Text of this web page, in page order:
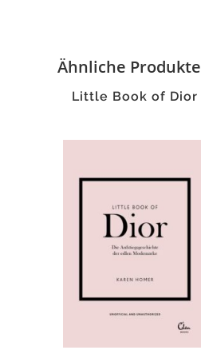
Ähnliche Produkte
Little Book of Dior